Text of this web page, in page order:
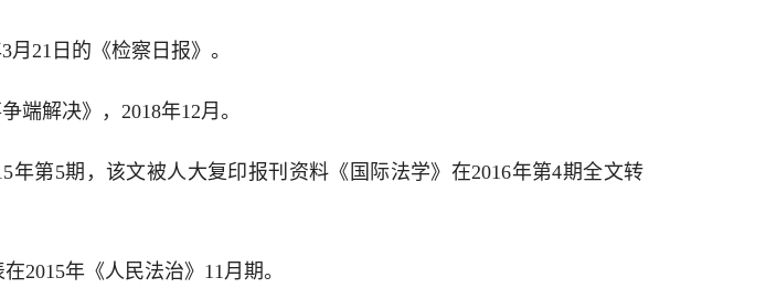
21日的《检察日报》。
端解决》，2018年12月。
第5期，该文被人大复印报刊资料《国际法学》在2016年第4期全文转
2015年《人民法治》11月期。